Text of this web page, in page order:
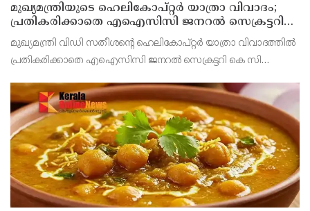
മുഖ്യമന്ത്രിയുടെ ഹെലികോപ്റ്റര്‍ യാത്രാ വിവാദം;
പ്രതികരിക്കാതെ എഐസിസി ജനറല്‍ സെക്രട്ടറി
കെ സി വേണുഗോപാല്‍
മുഖ്യമന്ത്രി വിഡി സതീശന്റെ ഹെലികോപ്റ്റര്‍ യാത്രാ വിവാദത്തില്‍
പ്രതികരിക്കാതെ എഐസിസി ജനറല്‍ സെക്രട്ടറി കെ സി
പ്രതികരിക്കാനില്ലെന്നും ആരോപണങ്ങള്‍ ഉന്നയിക്കുക എ